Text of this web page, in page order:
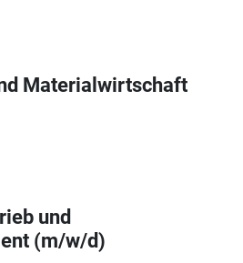
Materialwirtschaft
und
(m/w/d)